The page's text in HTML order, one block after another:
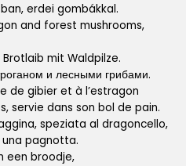
erdei gombákkal.
and forest mushrooms,
mit Waldpilze.
и лесными грибами.
de gibier et à l’estragon
servie dans son bol de pain.
speziata al dragoncello,
pagnotta.
een broodje,